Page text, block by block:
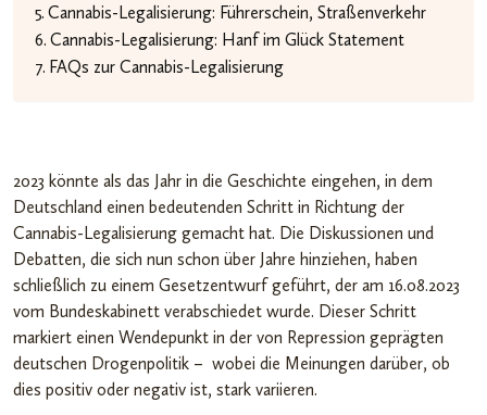
Cannabis-Legalisierung: Führerschein, Straßenverkehr
Cannabis-Legalisierung: Hanf im Glück Statement
FAQs zur Cannabis-Legalisierung
2023 könnte als das Jahr in die Geschichte eingehen, in dem
Deutschland einen bedeutenden Schritt in Richtung der
Cannabis-Legalisierung gemacht hat. Die Diskussionen und
Debatten, die sich nun schon über Jahre hinziehen, haben
schließlich zu einem Gesetzentwurf geführt, der am 16.08.2023
vom Bundeskabinett verabschiedet wurde. Dieser Schritt
markiert einen Wendepunkt in der von Repression geprägten
deutschen Drogenpolitik – wobei die Meinungen darüber, ob
dies positiv oder negativ ist, stark variieren.